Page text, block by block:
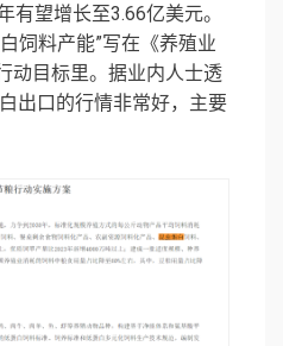
有望增长至3.66亿美元。
饲料产能”写在《养殖业
动目标里。据业内人士透
出口的行情非常好，主要